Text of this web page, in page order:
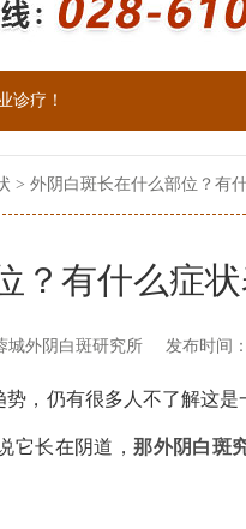
诊疗！
> 外阴白斑长在什么部位？有
？有什么症
城外阴白斑研究所 发布时间
，仍有很多人不了解这
它长在阴道，那外阴白斑